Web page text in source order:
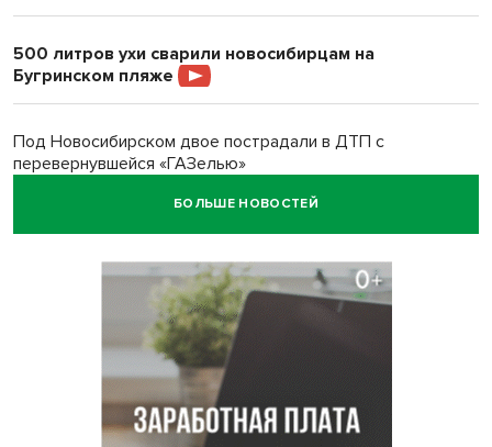
500 литров ухи сварили новосибирцам на
Бугринском пляже
Под Новосибирском двое пострадали в ДТП с
перевернувшейся «ГАЗелью»
Легендарный хоккеист Тарасенко вернулся к брату в
Новосибирец подарил «боевую десятку» для эвакуации
В Новосибирске корпорация кукол из США подала в суд
на приставов
БОЛЬШЕ НОВОСТЕЙ